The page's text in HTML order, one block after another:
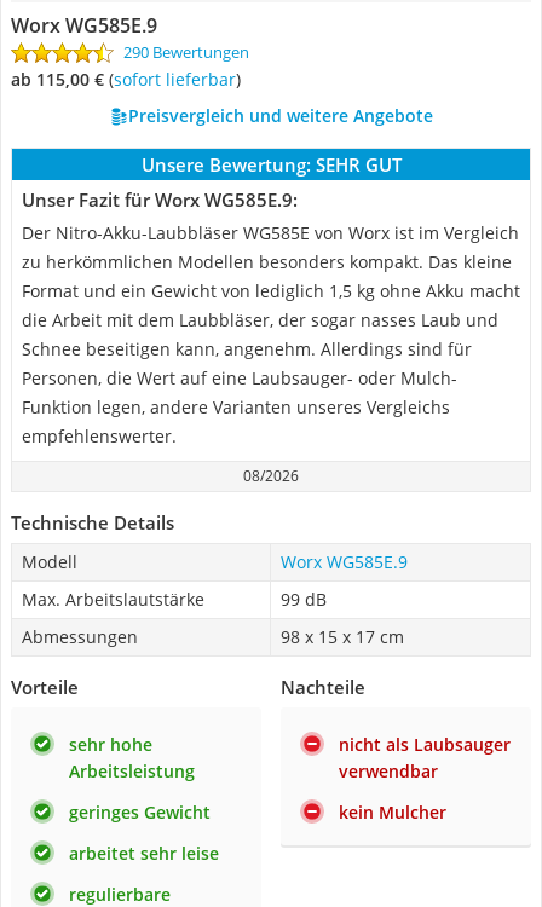
Worx ‎WG585E.9
290 Bewertungen
ab 115,00 € ( Sofort lieferbar)
Preisvergleich und weitere Angebote
Unsere Bewertung: SEHR GUT
Unser Fazit für Worx ‎WG585E.9:
Der Nitro-Akku-Laubbläser WG585E von Worx ist im Vergleich
zu herkömmlichen Modellen besonders kompakt. Das kleine
Format und ein Gewicht von lediglich 1,5 kg ohne Akku macht
die Arbeit mit dem Laubbläser, der sogar nasses Laub und
Schnee beseitigen kann, angenehm. Allerdings sind für
Personen, die Wert auf eine Laubsauger- oder Mulch-
Funktion legen, andere Varianten unseres Vergleichs
empfehlenswerter.
08/2026
Technische Details
Modell
Worx ‎WG585E.9
Max. Arbeitslautstärke
99 dB
Abmessungen
98 x 15 x 17 cm
Vorteile
sehr hohe
Arbeitsleistung
geringes Gewicht
arbeitet sehr leise
regulierbare
Nachteile
nicht als Laubsauger
verwendbar
kein Mulcher